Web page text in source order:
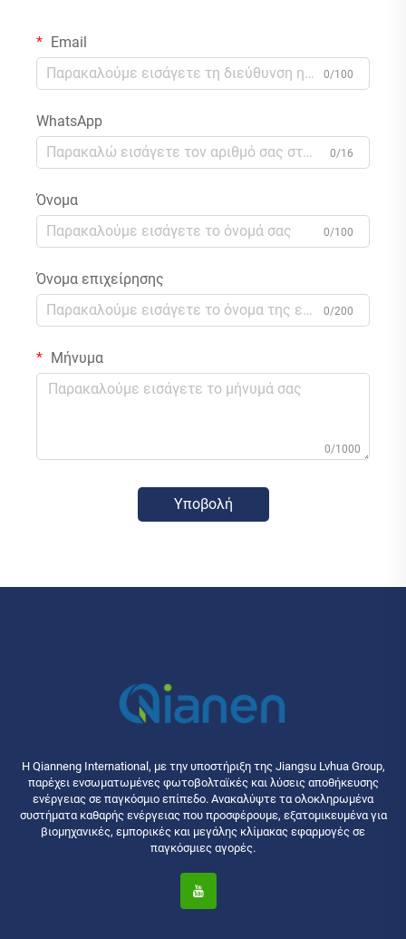
Email
0/100
WhatsApp
0/16
Όνομα
0/100
Όνομα επιχείρησης
0/200
Μήνυμα
0/1000
Υποβολή
Η Qianneng International, με την υποστήριξη της Jiangsu Lvhua Group,
παρέχει ενσωματωμένες φωτοβολταϊκές και λύσεις αποθήκευσης
ενέργειας σε παγκόσμιο επίπεδο. Ανακαλύψτε τα ολοκληρωμένα
συστήματα καθαρής ενέργειας που προσφέρουμε, εξατομικευμένα για
βιομηχανικές, εμπορικές και μεγάλης κλίμακας εφαρμογές σε
παγκόσμιες αγορές.